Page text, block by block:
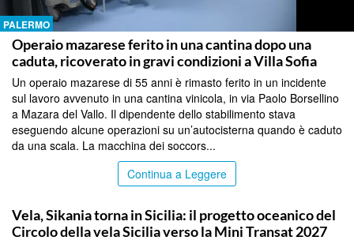
PALERMO
Operaio mazarese ferito in una cantina dopo una
caduta, ricoverato in gravi condizioni a Villa Sofia
Un operaio mazarese di 55 anni è rimasto ferito in un incidente
sul lavoro avvenuto in una cantina vinicola, in via Paolo Borsellino
a Mazara del Vallo. Il dipendente dello stabilimento stava
eseguendo alcune operazioni su un’autocisterna quando è caduto
da una scala. La macchina dei soccors...
Continua a Leggere
Vela, Sikania torna in Sicilia: il progetto oceanico del
Circolo della vela Sicilia verso la Mini Transat 2027